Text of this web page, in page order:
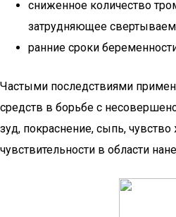
сниженное количество
затрудняющее
ранние сроки
Частыми последствиями
средств в борьбе с
зуд, покраснение, сыпь,
чувствительности в области